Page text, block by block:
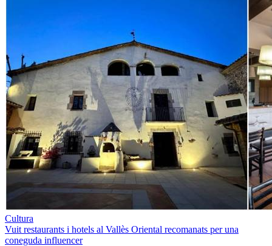
Cultura
Vuit restaurants i hotels al Vallès Oriental recomanats per una
coneguda influencer